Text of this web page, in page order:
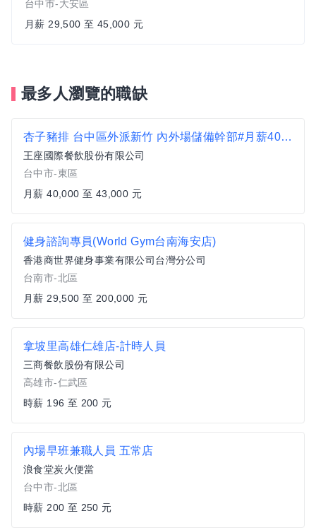
台中市-大安區
月薪 29,500 至 45,000 元
最多人瀏覽的職缺
杏子豬排 台中區外派新竹 內外場儲備幹部#月薪40000-43000#另有門市達標獎金 無經驗可
王座國際餐飲股份有限公司
台中市-東區
月薪 40,000 至 43,000 元
健身諮詢專員(World Gym台南海安店)
香港商世界健身事業有限公司台灣分公司
台南市-北區
月薪 29,500 至 200,000 元
拿坡里高雄仁雄店-計時人員
三商餐飲股份有限公司
高雄市-仁武區
時薪 196 至 200 元
內場早班兼職人員 五常店
浪食堂炭火便當
台中市-北區
時薪 200 至 250 元